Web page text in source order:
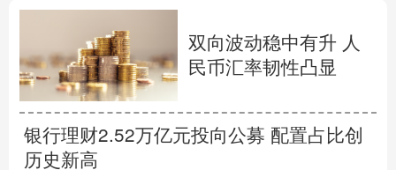
双向波动稳中有升 人
民币汇率韧性凸显
银行理财2.52万亿元投向公募 配置占比创
历史新高